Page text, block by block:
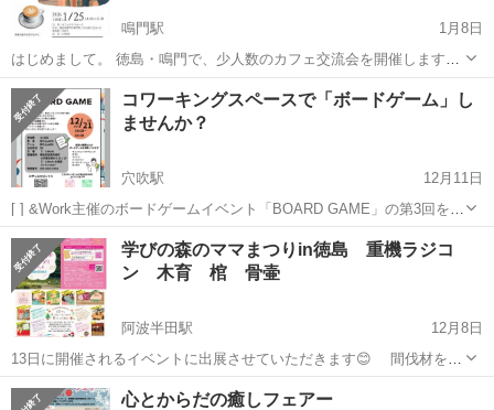
鳴門駅
1月8日
はじめまして。 徳島・鳴門で、少人数のカフェ交流会を開催します☕️
「大人数の交流会はちょっと苦手」 「初参加でいきなり話すのは緊張
する」 そんな方でも、安心して過ごせるような ゆったり・無理のない
交流会です🌿 お茶を飲...
徳島 鳴門市 鳴門駅 その他
コワーキングスペースで「ボードゲーム」し
ませんか？
穴吹駅
12月11日
[ ] &Work主催のボードゲームイベント「BOARD GAME」の第3回を開
催いたします。 今回が2025年内ラストの開催となります🎄 「前回は
行けなかった…」という方も、 「また遊びたい！」というリピーター
の方も、...
徳島 美馬市 穴吹駅 その他 ボード
学びの森のママまつりin徳島 重機ラジコ
ン 木育 棺 骨壷
阿波半田駅
12月8日
13日に開催されるイベントに出展させていただきます😊 間伐材を使
用したイベントで木育をテーマにします。 あの重機ラジコンが今回
のみ無料で遊べちゃいます✨ 今話題の『地産地葬』シリーズの棺⚰️
徳島 美馬郡 阿波半田駅 その他
心とからだの癒しフェアー